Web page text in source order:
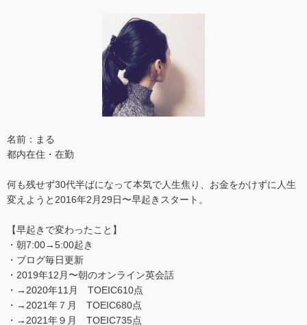
名前：まる
都内在住・在勤
何も残せず30代半ばになって本気で人生焦り、お金をかけずに人生
変えようと2016年2月29日〜早起きスタート。
【早起きで変わったこと】
・朝7:00→5:00起き
・ブログ毎日更新
・2019年12月〜朝のオンライン英会話
・→2020年11月 TOEIC610点
・→2021年７月 TOEIC680点
・→2021年９月 TOEIC735点